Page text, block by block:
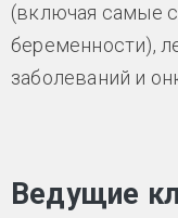
(включая самые
беременности),
заболеваний и
Ведущие